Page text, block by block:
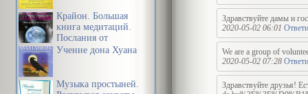
Крайон. Большая
книга медитаций.
Послания от
Источника
Учение дона Хуана
Музыка простыней.
Здравствуйте дамы и
2020-05-02 06:01
We are a group of
2020-05-02 07:28
Здравствуйте друзья!